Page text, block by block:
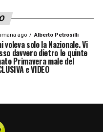
ago Alberto Petrosilli
solo la Nazionale. Vi
davvero dietro le quinte
Primavera male del
e VIDEO